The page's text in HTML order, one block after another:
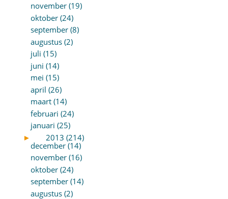
november (19)
oktober (24)
september (8)
augustus (2)
juli (15)
juni (14)
mei (15)
april (26)
maart (14)
februari (24)
januari (25)
►
2013 (214)
december (14)
november (16)
oktober (24)
september (14)
augustus (2)